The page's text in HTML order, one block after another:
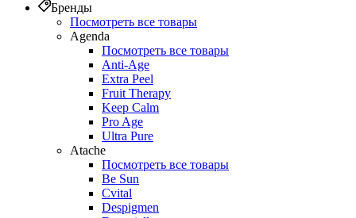
Бренды
Посмотреть все товары
Agenda
Посмотреть все товары
Anti‑Age
Extra Peel
Fruit Therapy
Keep Calm
Pro Age
Ultra Pure
Atache
Посмотреть все товары
Be Sun
Cvital
Despigmen